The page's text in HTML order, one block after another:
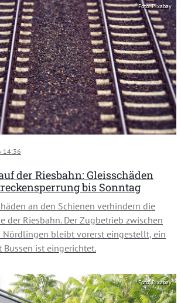
Foto: Pixabay
14:36
der Riesbahn: Gleisschäden
bis Sonntag
an den Schienen verhindern die
der Riesbahn. Der Zugbetrieb zwischen
Nördlingen bleibt vorerst eingestellt, ein
Bussen ist eingerichtet.
Foto: Pixabay